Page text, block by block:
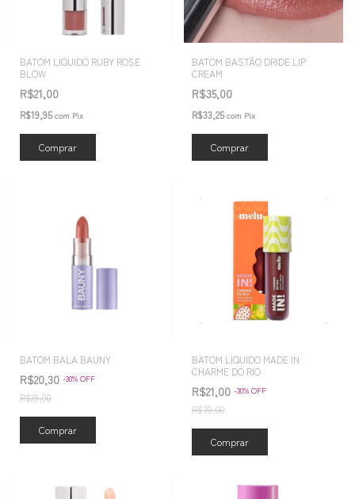
BATOM LIQUIDO RUBY ROSE
BLOW
R$21,00
R$19,95com Pix
Comprar
BATOM BASTÃO DRIDE LIP
CREAM
R$35,00
R$33,25com Pix
Comprar
BATOM BALA BAUNY
R$20,30 -30% OFF
R$29,00
Comprar
BATOM LIQUIDO MADE IN
CHARME DO RIO
R$21,00 -30% OFF
R$30,00
Comprar